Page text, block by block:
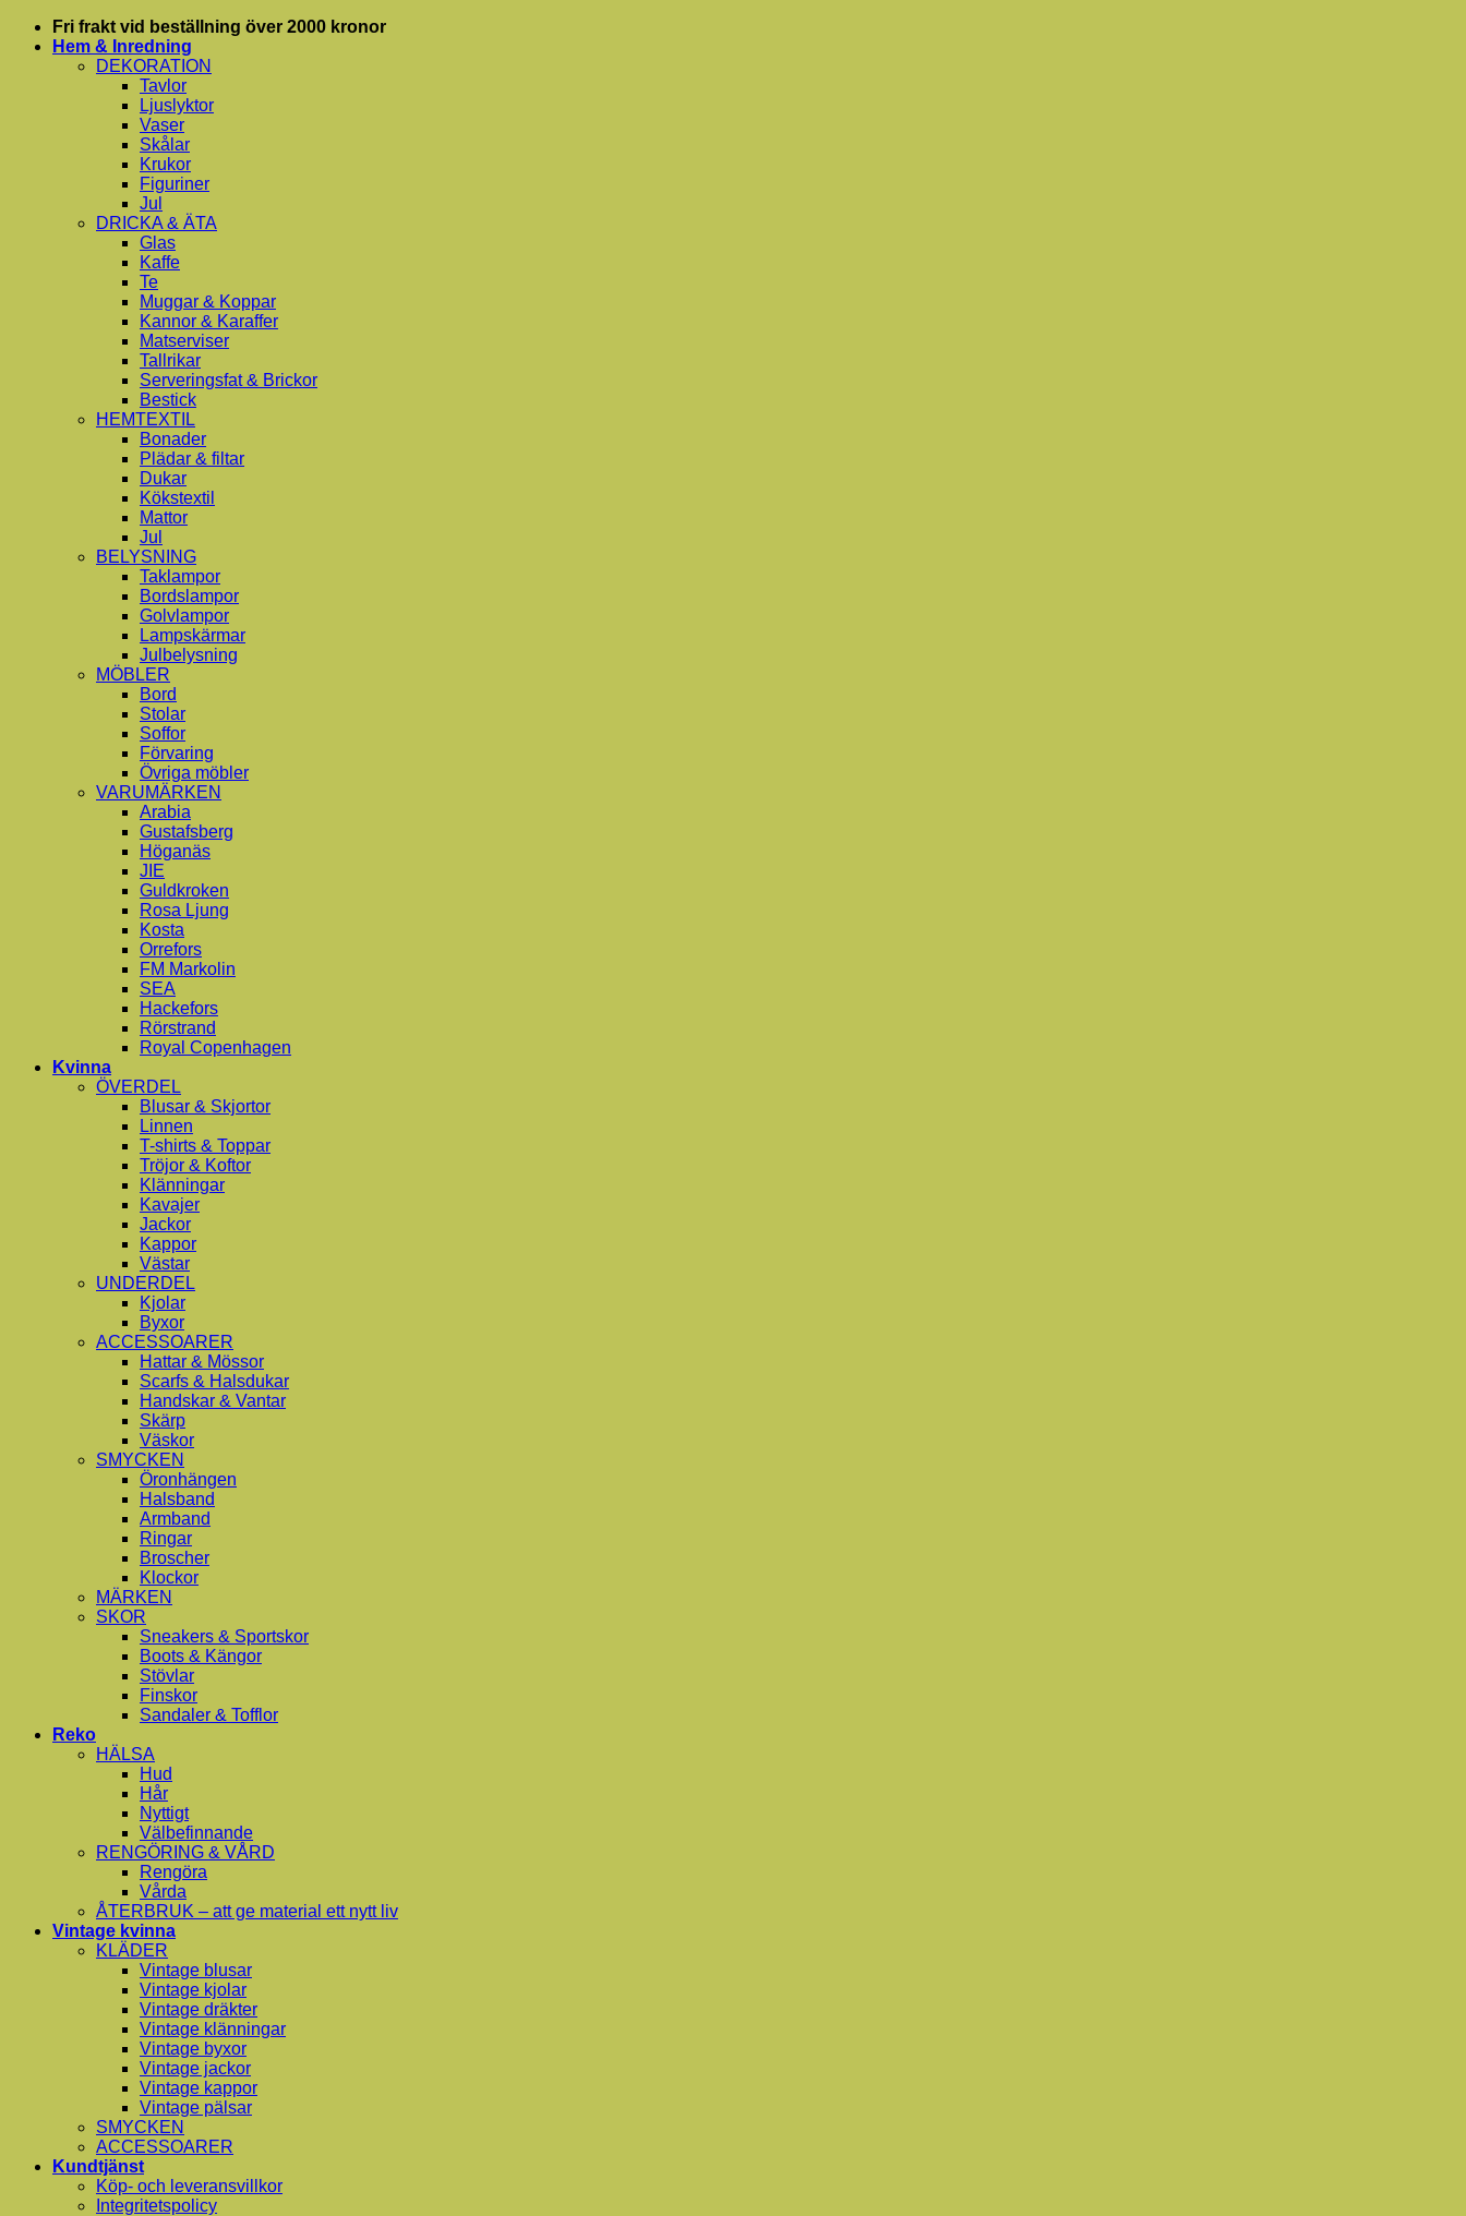
Skip
Fri frakt vid beställning över 2000 kronor
Hem & Inredning
DEKORATION
Tavlor
Ljuslyktor
Vaser
Skålar
Krukor
Figuriner
Jul
DRICKA & ÄTA
Glas
Kaffe
Te
Muggar & Koppar
Kannor & Karaffer
Matserviser
Tallrikar
Serveringsfat & Brickor
Bestick
HEMTEXTIL
Bonader
Plädar & filtar
Dukar
Kökstextil
Mattor
Jul
BELYSNING
Taklampor
Bordslampor
Golvlampor
Lampskärmar
Julbelysning
MÖBLER
Bord
Stolar
Soffor
Förvaring
Övriga möbler
VARUMÄRKEN
Arabia
Gustafsberg
Höganäs
JIE
Guldkroken
Rosa Ljung
Kosta
Orrefors
FM Markolin
SEA
Hackefors
Rörstrand
Royal Copenhagen
Kvinna
ÖVERDEL
Blusar & Skjortor
Linnen
T-shirts & Toppar
Tröjor & Koftor
Klänningar
Kavajer
Jackor
Kappor
Västar
UNDERDEL
Kjolar
Byxor
ACCESSOARER
Hattar & Mössor
Scarfs & Halsdukar
Handskar & Vantar
Skärp
Väskor
SMYCKEN
Öronhängen
Halsband
Armband
Ringar
Broscher
Klockor
MÄRKEN
SKOR
Sneakers & Sportskor
Boots & Kängor
Stövlar
Finskor
Sandaler & Tofflor
Reko
HÄLSA
Hud
Hår
Nyttigt
Välbefinnande
RENGÖRING & VÅRD
Rengöra
Vårda
ÅTERBRUK – att ge material ett nytt liv
Vintage kvinna
KLÄDER
Vintage blusar
Vintage kjolar
Vintage dräkter
Vintage klänningar
Vintage byxor
Vintage jackor
Vintage kappor
Vintage pälsar
SMYCKEN
ACCESSOARER
Kundtjänst
Köp- och leveransvillkor
Integritetspolicy